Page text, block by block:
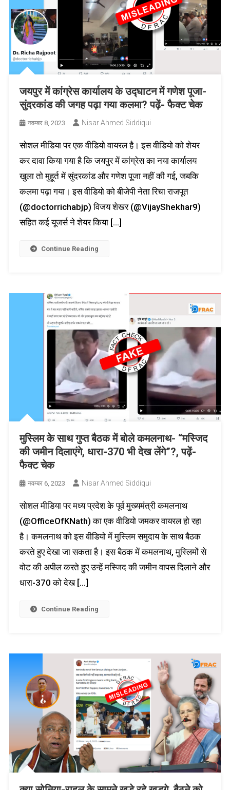
जयपुर में कांग्रेस कार्यालय के उद्घाटन में गणेश पूजा-
सुंदरकांड की जगह पढ़ा गया कलमा? पढ़ें- फैक्ट चेक
नवम्बर 8, 2023 Nisar Ahmed Siddiqui
सोशल मीडिया पर एक वीडियो वायरल है। इस वीडियो को शेयर
कर दावा किया गया है कि जयपुर में कांग्रेस का नया कार्यालय
खुला तो मुहूर्त में सुंदरकांड और गणेश पूजा नहीं की गई, जबकि
कलमा पढ़ा गया। इस वीडियो को बीजेपी नेता रिचा राजपूत
(@doctorrichabjp) विजय शेखर (@VijayShekhar9)
सहित कई यूजर्स ने शेयर किया […]
Continue Reading
मुस्लिम के साथ गुप्त बैठक में बोले कमलनाथ- “मस्जिद
की जमीन दिलाएंगे, धारा-370 भी देख लेंगे”?, पढ़ें-
फैक्ट चेक
नवम्बर 6, 2023 Nisar Ahmed Siddiqui
सोशल मीडिया पर मध्य प्रदेश के पूर्व मुख्यमंत्री कमलनाथ
(@OfficeOfKNath) का एक वीडियो जमकर वायरल हो रहा
है। कमलनाथ को इस वीडियो में मुस्लिम समुदाय के साथ बैठक
करते हुए देखा जा सकता है। इस बैठक में कमलनाथ, मुस्लिमों से
वोट की अपील करते हुए उन्हें मस्जिद की जमीन वापस दिलाने और
धारा-370 को देख […]
Continue Reading